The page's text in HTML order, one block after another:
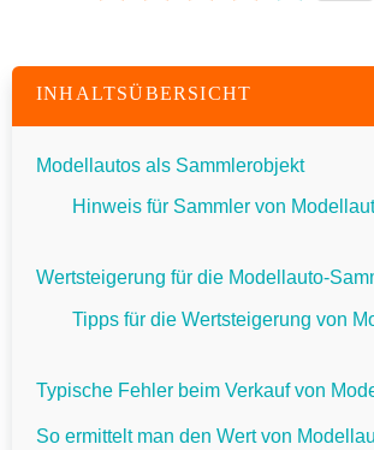
INHALTSÜBERSICHT
Modellautos als Sammlerobjekt
Hinweis für Sammler von
Wertsteigerung für die Modellauto-
Tipps für die Wertsteigerung von
Typische Fehler beim Verkauf von
So ermittelt man den Wert von